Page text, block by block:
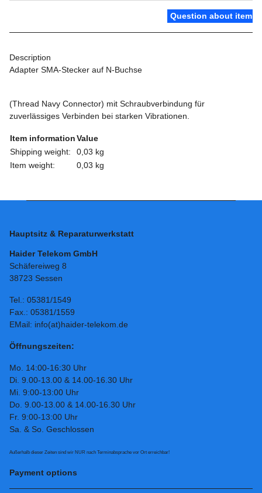
Question about item
Description
Adapter SMA-Stecker auf N-Buchse
(Thread Navy Connector) mit Schraubverbindung für
zuverlässiges Verbinden bei starken Vibrationen.
Item informationValue
Shipping weight:
0,03 kg
Item weight:
0,03 kg
Hauptsitz & Reparaturwerkstatt
Haider Telekom GmbH
Schäfereiweg 8
38723 Sessen
Tel.: 05381/1549
Fax.: 05381/1559
EMail: info(at)haider-telekom.de
Öffnungszeiten:
Mo. 14:00-16:30 Uhr
Di. 9.00-13.00 & 14.00-16.30 Uhr
Mi. 9:00-13:00 Uhr
Do. 9.00-13.00 & 14.00-16.30 Uhr
Fr. 9:00-13:00 Uhr
Sa. & So. Geschlossen
Außerhalb dieser Zeiten sind wir NUR nach Terminabsprache vor Ort erreichbar!
Payment options